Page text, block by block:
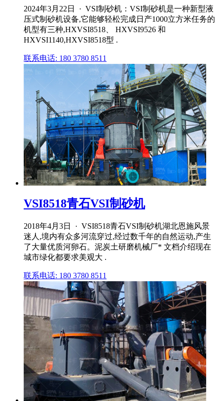
2024年3月22日 · VSI制砂机：VSI制砂机是一种新型液
压式制砂机设备,它能够轻松完成日产1000立方米任务的
机型有三种,HXVSI8518、 HXVSI9526 和
HXVSI1140,HXVSI8518型 .
联系电话: 180 3780 8511
VSI8518青石VSI制砂机
2018年4月3日 · VSI8518青石VSI制砂机湖北恩施风景
迷人,境内有众多河流穿过,经过数千年的自然运动,产生
了大量优质河卵石。泥炭土研磨机械厂* 文档介绍现在
城市绿化都要求美观大 .
联系电话: 180 3780 8511